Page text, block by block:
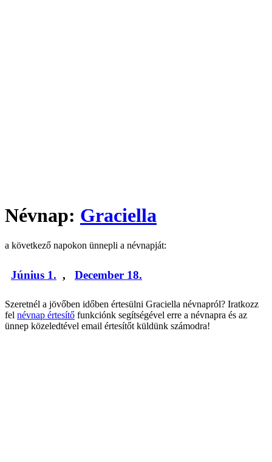
Névnap: Graciella
a következő napokon ünnepli a névnapját:
Június 1. , December 18.
Szeretnél a jövőben időben értesülni Graciella névnapról? Iratkozz
fel névnap értesítő funkciónk segítségével erre a névnapra és az
ünnep közeledtével email értesítőt küldünk számodra!